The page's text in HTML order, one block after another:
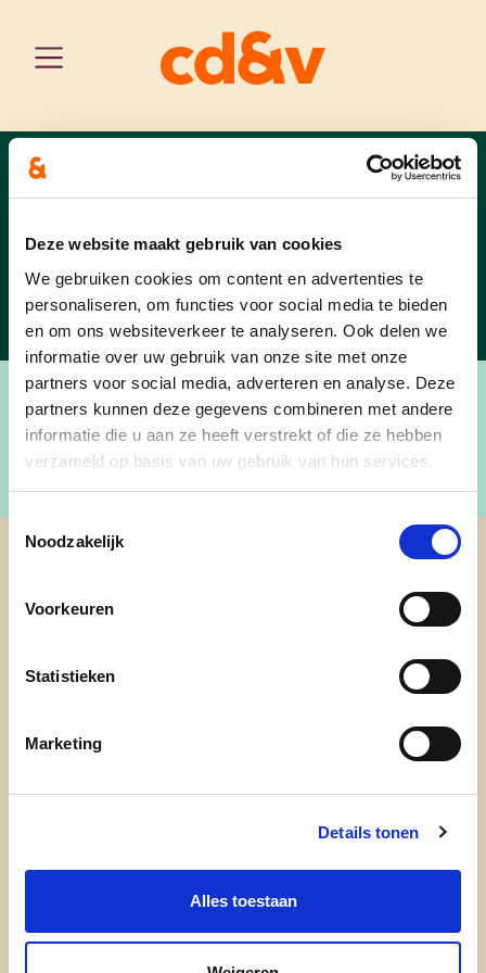
Deze website maakt gebruik van cookies
We gebruiken cookies om content en advertenties te
personaliseren, om functies voor social media te bieden
en om ons websiteverkeer te analyseren. Ook delen we
informatie over uw gebruik van onze site met onze
partners voor social media, adverteren en analyse. Deze
partners kunnen deze gegevens combineren met andere
informatie die u aan ze heeft verstrekt of die ze hebben
verzameld op basis van uw gebruik van hun services.
Toestemmingsselectie
Noodzakelijk
Voorkeuren
Statistieken
Marketing
Details tonen
Alles toestaan
Nieuws
onze partij
doe mee